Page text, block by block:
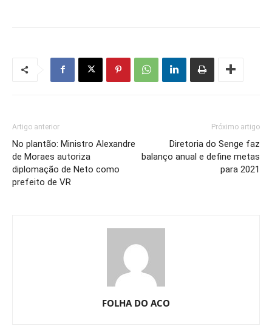
Artigo anterior
No plantão: Ministro Alexandre
de Moraes autoriza
diplomação de Neto como
prefeito de VR
Próximo artigo
Diretoria do Senge faz
balanço anual e define metas
para 2021
FOLHA DO ACO